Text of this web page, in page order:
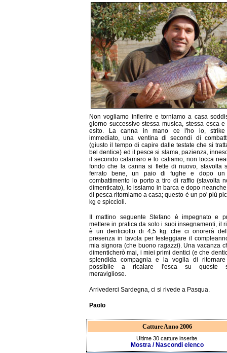
Non vogliamo infierire e torniamo a casa
giorno successivo stessa musica, stessa esca e
esito. La canna in mano ce l'ho io, strike
immediato, una ventina di secondi di
(giusto il tempo di capire dalle testate che si
bel dentice) ed il pesce si slama, pazienza,
il secondo calamaro e lo caliamo, non tocca
fondo che la canna si flette di nuovo, stavolta
ferrato bene, un paio di fughe e dopo un
combattimento lo porto a tiro di raffio (stavolta
dimenticato), lo issiamo in barca e dopo
di pesca ritorniamo a casa; questo è un po' più
kg e spiccioli.
Il mattino seguente Stefano è impegnato e
mettere in pratica da solo i suoi insegnamenti, il
è un denticiotto di 4,5 kg. che ci onorerà
presenza in tavola per festeggiare il
mia signora (che buono ragazzi). Una vacanza
dimenticherò mai, i miei primi dentici (e che
splendida compagnia e la voglia di ritornare
possibile a ricalare l'esca su queste
meravigliose.
Arrivederci Sardegna, ci si rivede a Pasqua.
Paolo
Catture Anno 2006
Ultime 30 catture inserite.
Mostra / Nascondi elenco